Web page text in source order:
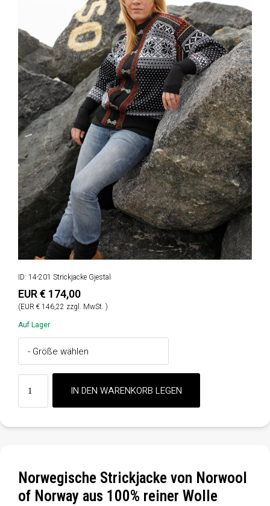
ID: 14-201 Strickjacke Gjestal
EUR € 174,00
(EUR € 146,22 zzgl. MwSt. )
Auf Lager
Norwegische Strickjacke von Norwool
of Norway aus 100% reiner Wolle